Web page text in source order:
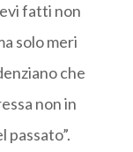
fatti non
solo meri
che
non in
passato”.